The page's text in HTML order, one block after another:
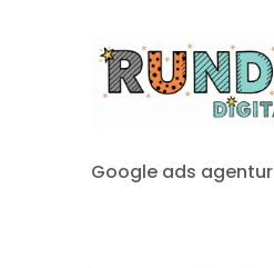
Google ads agentur